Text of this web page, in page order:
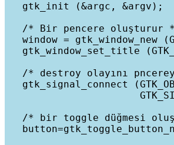
   gtk_init (&argc, &argv);
/* Bir pencere oluşturur
window = gtk_window_new
gtk_window_set_title
/* destroy olayını
gtk_signal_connect
/* bir toggle düğmesi